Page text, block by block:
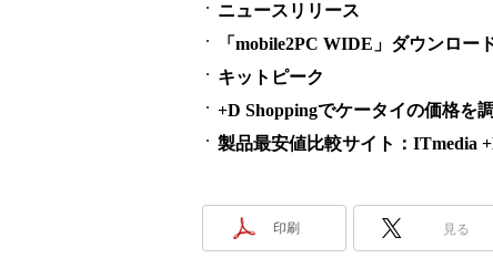
ニュースリリース
「mobile2PC WIDE」ダウンロー
キットピーク
+D Shoppingでケータイの価格を
製品最安値比較サイト：ITmedia
印刷 見る